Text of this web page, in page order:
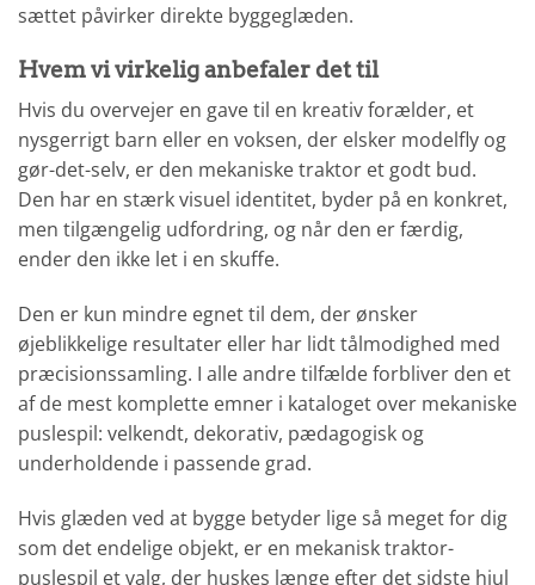
sættet påvirker direkte byggeglæden.
Hvem vi virkelig anbefaler det til
Hvis du overvejer en gave til en kreativ forælder, et
nysgerrigt barn eller en voksen, der elsker modelfly og
gør-det-selv, er den mekaniske traktor et godt bud.
Den har en stærk visuel identitet, byder på en konkret,
men tilgængelig udfordring, og når den er færdig,
ender den ikke let i en skuffe.
Den er kun mindre egnet til dem, der ønsker
øjeblikkelige resultater eller har lidt tålmodighed med
præcisionssamling. I alle andre tilfælde forbliver den et
af de mest komplette emner i kataloget over mekaniske
puslespil: velkendt, dekorativ, pædagogisk og
underholdende i passende grad.
Hvis glæden ved at bygge betyder lige så meget for dig
som det endelige objekt, er en mekanisk traktor-
puslespil et valg, der huskes længe efter det sidste hjul